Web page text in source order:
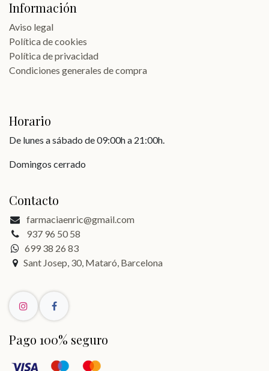
Información
Aviso legal
Política de cookies
Política de privacidad
Condiciones generales de compra
Horario
De lunes a sábado de 09:00h a 21:00h.
Domingos cerrado
Contacto
farmaciaenric@gmail.com
937 96 50 58
699 38 26 83
Sant Josep, 30, Mataró, Barcelona
Pago 100% seguro